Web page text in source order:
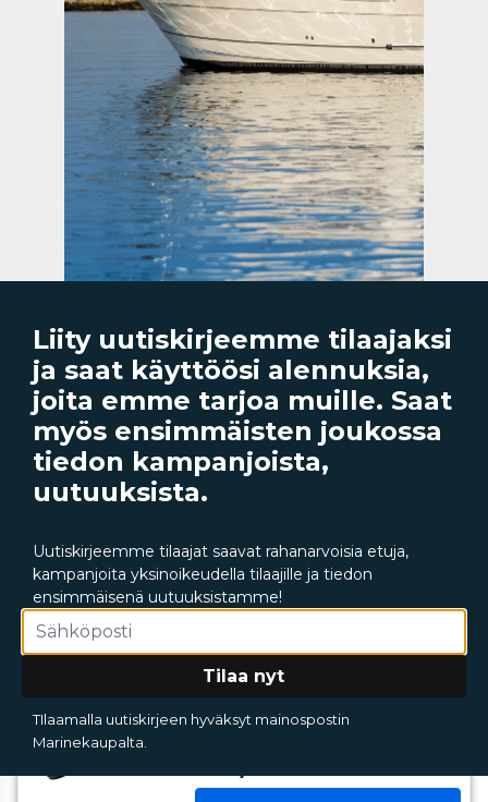
saatavilla
87,00 €
Lisää ostoskoriin
Gecko MK11 Open Face lyhyt
visiiri, savu
tilattavissa
99,00 €
Lisää ostoskoriin
Gecko MK10 Full Face kypärä,
sininen
tilattavissa
345,00 €
Lisää ostoskoriin
345,00 €
musta
Liity uutiskirjeemme tilaajaksi
ja saat käyttöösi alennuksia,
joita emme tarjoa muille. Saat
myös ensimmäisten joukossa
tiedon kampanjoista,
uutuuksista.
Uutiskirjeemme tilaajat saavat rahanarvoisia etuja,
kampanjoita yksinoikeudella tilaajille ja tiedon
ensimmäisenä uutuuksistamme!
Tilaa nyt
TIlaamalla uutiskirjeen hyväksyt mainospostin
Marinekaupalta.